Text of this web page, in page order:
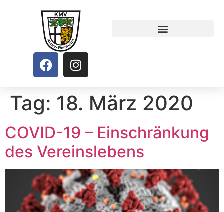
Tag: 18. März 2020
COVID-19 – Einschränkung
des Vereinslebens